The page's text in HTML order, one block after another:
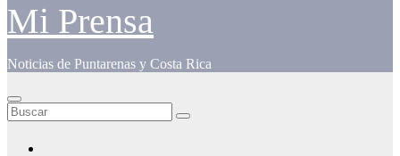
Mi Prensa
Noticias de Puntarenas y Costa Rica